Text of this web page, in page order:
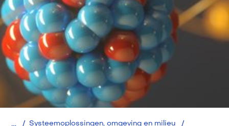
Home
Systeemoplossingen, omgeving en milieu